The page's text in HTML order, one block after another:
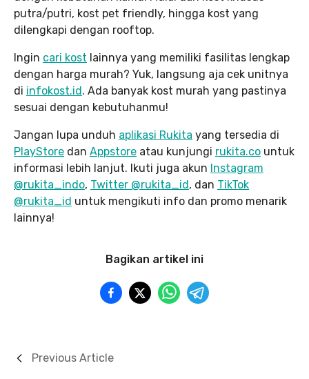
putra/putri, kost pet friendly, hingga kost yang
dilengkapi dengan rooftop.
Ingin cari kost lainnya yang memiliki fasilitas lengkap
dengan harga murah? Yuk, langsung aja cek unitnya
di infokost.id. Ada banyak kost murah yang pastinya
sesuai dengan kebutuhanmu!
Jangan lupa unduh aplikasi Rukita yang tersedia di
PlayStore dan Appstore atau kunjungi rukita.co untuk
informasi lebih lanjut. Ikuti juga akun Instagram
@rukita_indo, Twitter @rukita_id, dan TikTok
@rukita_id untuk mengikuti info dan promo menarik
lainnya!
Bagikan artikel ini
Previous Article